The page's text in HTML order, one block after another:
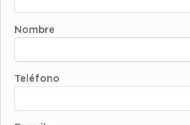
Nombre
Teléfono